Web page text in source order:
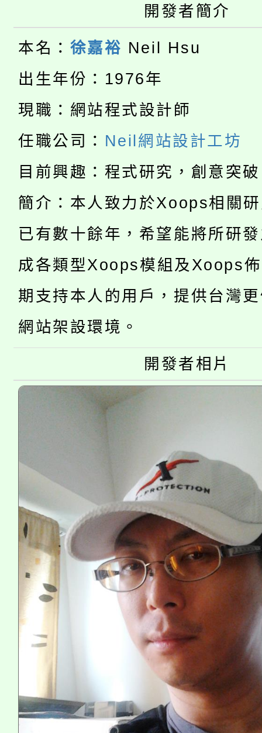
程，歡迎學生輔導中心
心理、諮商輔導、社會
系所師生報名參加。
縣市「校園短影音徵
門員」簡章及活動海報
踴躍報名參加。
桃園市115學年度學生
要點
「桃園市補助參觀特色
展演活動實施計畫」
115年度「教育部表揚
義教育推展貢獻獎」
「2026 ART TAIPEI臺
博覽會」之「藝術教育
「2026金融保險知識
車」活動
桃園市115學年度學生
生本土語及新住民語歌
代理(課)教師甄選結果
公告本校115學年度第
轉知中國文化大學推廣
《TA101》溝通分析基
心理、諮商輔導、社會
系所師生報名參加。
轉知苗栗縣政府辦理
縣市「校園短影音徵選
門員」簡章及活動海報
踴躍報名參加。
桃園市115學年度學生
要點
「桃園市補助參觀特色
展演活動實施計畫」
115年度「教育部表揚
義教育推展貢獻獎」
「2026 ART TAIPEI臺
博覽會」之「藝術教育
開發者簡介
本名： 徐嘉裕 Neil Hsu
出生年份：1976年
現職：網站程式設計師
任職公司： Neil網站設計工坊
目前興趣：程式研究，創意突
簡介：本人致力於Xoops相關
已有數十餘年，希望能將所研
成各類型Xoops模組及Xoops
期支持本人的用戶，提供台灣
網站架設環境。
開發者相片